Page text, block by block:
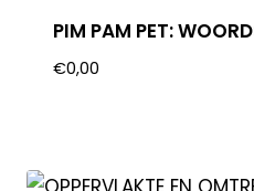
PIM PAM PET:
€0,00